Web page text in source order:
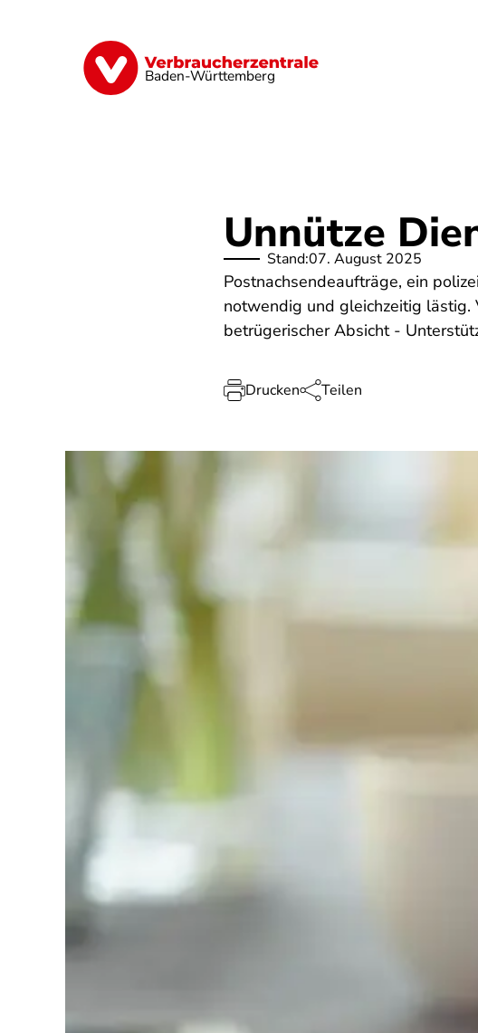
Baden-Württemberg
Geld & Versicherungen Digitales
Unnütze
Stand:07. August 2025
Postnachsendeaufträge, ein
notwendig und gleichzeitig
betrügerischer Absicht -
Drucken Teilen